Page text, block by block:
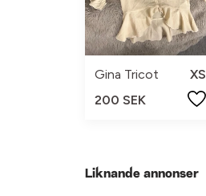
Gina Tricot
XS
200 SEK
Liknande annonser